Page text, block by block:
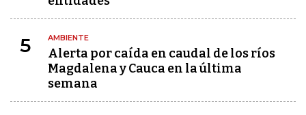
5 AMBIENTE
Alerta por caída en caudal de los ríos
Magdalena y Cauca en la última
semana